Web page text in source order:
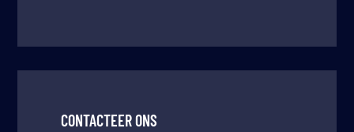
CONTACTEER ONS